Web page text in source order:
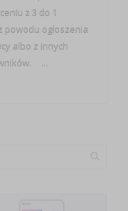
z 3 do 1
powodu ogłoszenia
albo z innych
...